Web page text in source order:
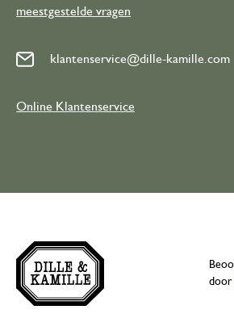
meestgestelde vragen
klantenservice@dille-kamille.com
Online Klantenservice
door